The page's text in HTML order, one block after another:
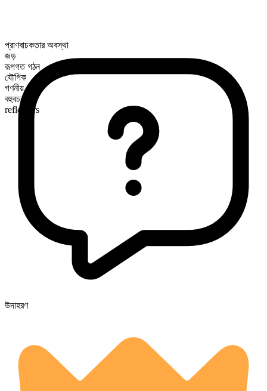
প্রাণবাচকতার অবস্থা
জড়
রূপগত গঠন
যৌগিক
গণনীয়
বহুবচন রূপ
reflectors
উদাহরণ